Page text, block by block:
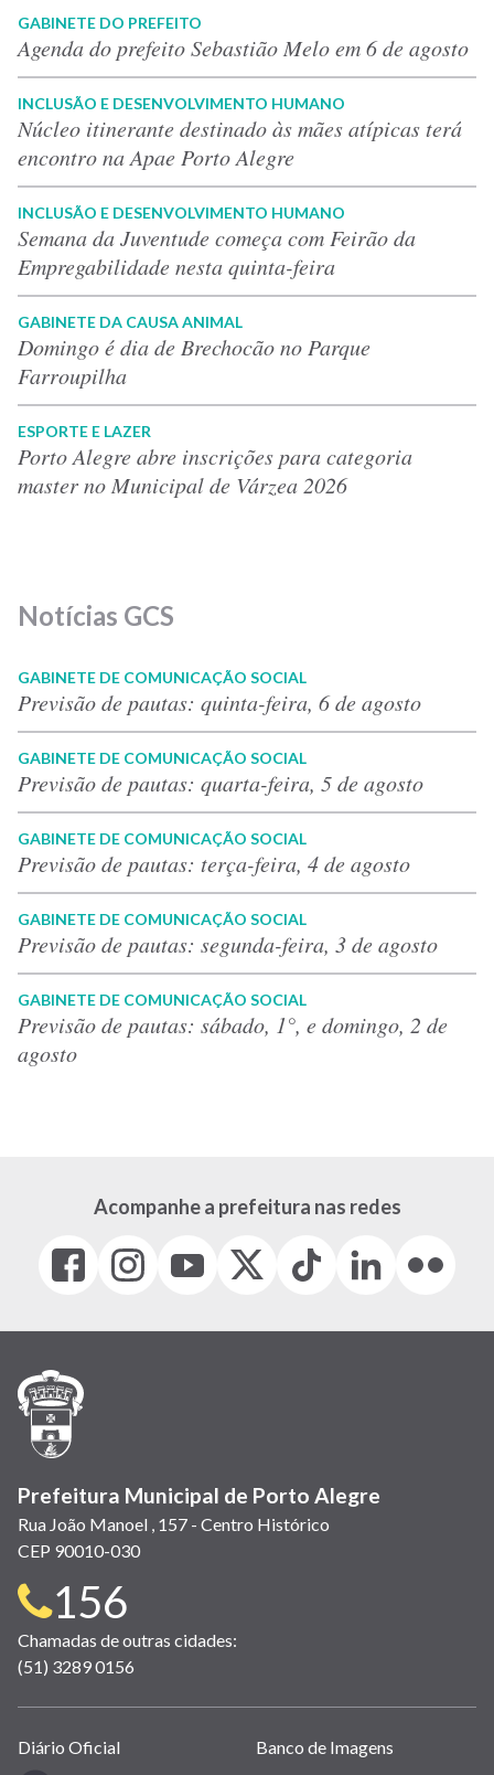
GABINETE DO PREFEITO
Agenda do prefeito Sebastião Melo em 6 de agosto
INCLUSÃO E DESENVOLVIMENTO HUMANO
Núcleo itinerante destinado às mães atípicas terá
encontro na Apae Porto Alegre
INCLUSÃO E DESENVOLVIMENTO HUMANO
Semana da Juventude começa com Feirão da
Empregabilidade nesta quinta-feira
GABINETE DA CAUSA ANIMAL
Domingo é dia de Brechocão no Parque
Farroupilha
ESPORTE E LAZER
Porto Alegre abre inscrições para categoria
master no Municipal de Várzea 2026
Notícias GCS
GABINETE DE COMUNICAÇÃO SOCIAL
Previsão de pautas: quinta-feira, 6 de agosto
GABINETE DE COMUNICAÇÃO SOCIAL
Previsão de pautas: quarta-feira, 5 de agosto
GABINETE DE COMUNICAÇÃO SOCIAL
Previsão de pautas: terça-feira, 4 de agosto
GABINETE DE COMUNICAÇÃO SOCIAL
Previsão de pautas: segunda-feira, 3 de agosto
GABINETE DE COMUNICAÇÃO SOCIAL
Previsão de pautas: sábado, 1°, e domingo, 2 de
agosto
Acompanhe a prefeitura nas redes
Facebook
(link
em
janela)
Instagram
(link
em
(link
em
(Antigo
(link
Tiktok
(link
em
LinkedIn
(link
em
(link
em
Prefeitura Municipal de Porto Alegre
Rua João Manoel , 157 - Centro Histórico
CEP 90010-030
Telefone
para
contato:
156
Chamadas de outras cidades:
(51) 3289 0156
Links
Diário Oficial Banco de Imagens